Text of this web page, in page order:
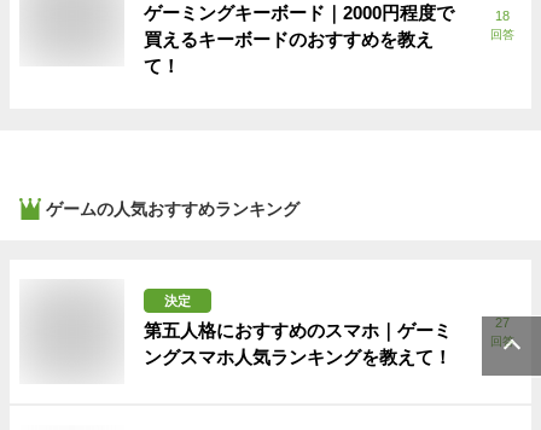
ゲーミングキーボード｜2000円程度で
買えるキーボードのおすすめを教え
て！
18
回答
ゲームの人気おすすめランキング
決定
第五人格におすすめのスマホ｜ゲーミ
ングスマホ人気ランキングを教えて！
27
回答